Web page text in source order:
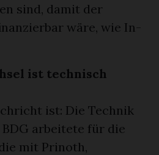
sind, damit der
wäre, wie In-
ist technisch
ist: Die Technik
arbeitete für die
mit Prinoth,